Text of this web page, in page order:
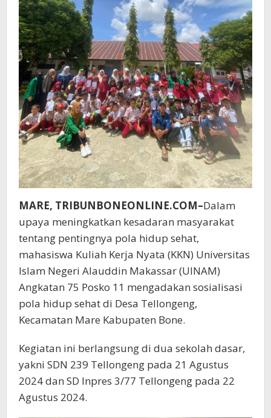
MARE, TRIBUNBONEONLINE.COM–Dalam
upaya meningkatkan kesadaran masyarakat
tentang pentingnya pola hidup sehat,
mahasiswa Kuliah Kerja Nyata (KKN) Universitas
Islam Negeri Alauddin Makassar (UINAM)
Angkatan 75 Posko 11 mengadakan sosialisasi
pola hidup sehat di Desa Tellongeng,
Kecamatan Mare Kabupaten Bone.
Kegiatan ini berlangsung di dua sekolah dasar,
yakni SDN 239 Tellongeng pada 21 Agustus
2024 dan SD Inpres 3/77 Tellongeng pada 22
Agustus 2024.